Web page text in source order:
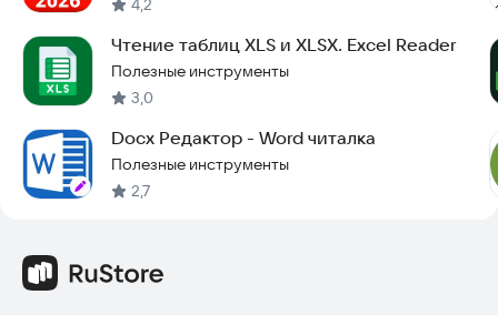
4,2
Чтение таблиц XLS и XLSX. Excel Reader
Полезные инструменты
3,0
Docx Редактор - Word читалка
Полезные инструменты
2,7